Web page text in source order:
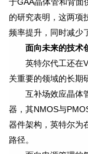
于GAA晶体管和背面
的研究表明，这两项
频率提升，同时减少
面向未来的技术
英特尔代工还在
关重要的领域的长期
互补场效应晶体
器，其NMOS与
器件架构，英特尔为
路径。